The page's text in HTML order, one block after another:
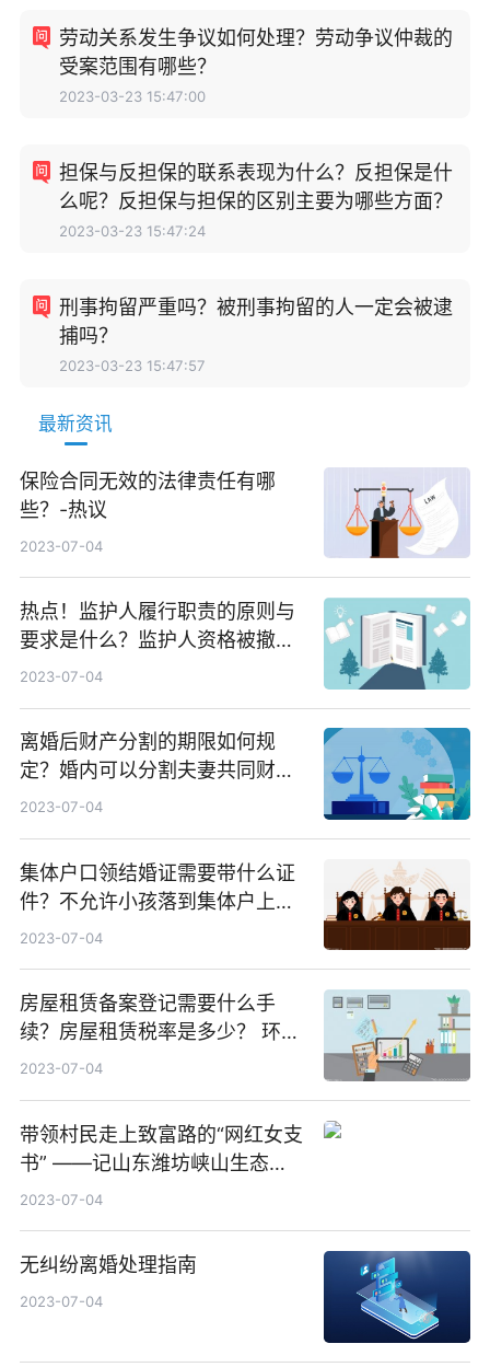
劳动关系发生争议如何处理？劳动争议仲裁的
受案范围有哪些？
2023-03-23 15:47:00
担保与反担保的联系表现为什么？反担保是什
么呢？反担保与担保的区别主要为哪些方面？
2023-03-23 15:47:24
刑事拘留严重吗？被刑事拘留的人一定会被逮
捕吗？
2023-03-23 15:47:57
最新资讯
保险合同无效的法律责任有哪
些？-热议
2023-07-04
热点！监护人履行职责的原则与
要求是什么？监护人资格被撤销
后还能恢复吗？
2023-07-04
离婚后财产分割的期限如何规
定？婚内可以分割夫妻共同财产
的情形是哪些？-环球新要闻
2023-07-04
集体户口领结婚证需要带什么证
件？不允许小孩落到集体户上
吗？
2023-07-04
房屋租赁备案登记需要什么手
续？房屋租赁税率是多少？ 环球
时讯
2023-07-04
带领村民走上致富路的“网红女支
书” ——记山东潍坊峡山生态经
济开发区石头崖村支部书记张丽
2023-07-04
无纠纷离婚处理指南
2023-07-04